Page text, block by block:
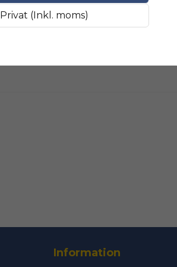
Fråga oss något om
Namn
SLIPMATERIAL Smala
Privat (Inkl. moms)
Information